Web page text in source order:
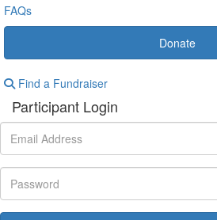
FAQs
Donate
Find a Fundraiser
Participant Login